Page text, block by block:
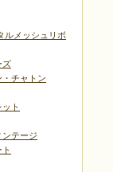
ルメッシュリボ
ズ
・チャトン
ト
ンテージ